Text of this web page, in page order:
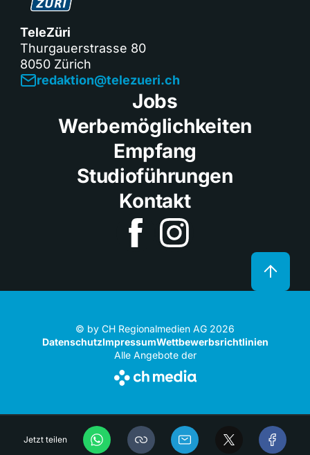
Jetzt teilen
TeleZüri
Thurgauerstrasse 80
8050 Zürich
redaktion@telezueri.ch
Jobs
Werbemöglichkeiten
Empfang
Studioführungen
Kontakt
© by CH Regionalmedien AG 2026
DatenschutzImpressumWettbewerbsrichtlinien
Alle Angebote der